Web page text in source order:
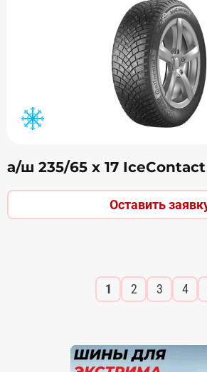
а/ш 235/65 х 17
Оставить
1 2 3 4